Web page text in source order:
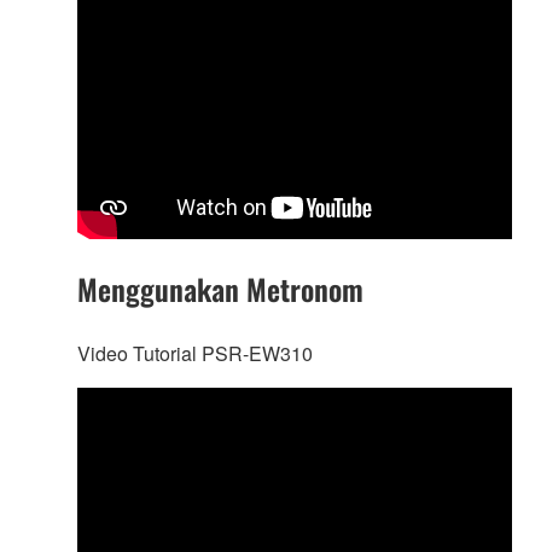
Menggunakan Metronom
Video Tutorial PSR-EW310